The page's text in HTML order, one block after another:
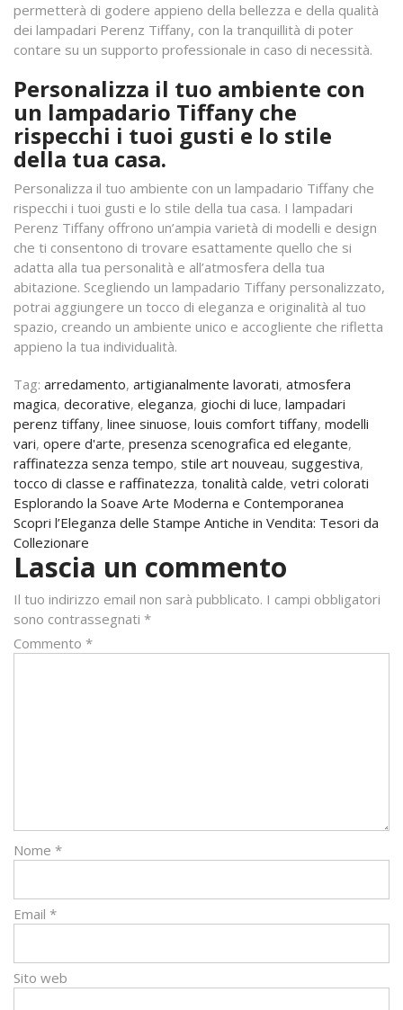
permetterà di godere appieno della bellezza e della qualità
dei lampadari Perenz Tiffany, con la tranquillità di poter
contare su un supporto professionale in caso di necessità.
Personalizza il tuo ambiente con
un lampadario Tiffany che
rispecchi i tuoi gusti e lo stile
della tua casa.
Personalizza il tuo ambiente con un lampadario Tiffany che
rispecchi i tuoi gusti e lo stile della tua casa. I lampadari
Perenz Tiffany offrono un’ampia varietà di modelli e design
che ti consentono di trovare esattamente quello che si
adatta alla tua personalità e all’atmosfera della tua
abitazione. Scegliendo un lampadario Tiffany personalizzato,
potrai aggiungere un tocco di eleganza e originalità al tuo
spazio, creando un ambiente unico e accogliente che rifletta
appieno la tua individualità.
Tag: arredamento, artigianalmente lavorati, atmosfera
magica, decorative, eleganza, giochi di luce, lampadari
perenz tiffany, linee sinuose, louis comfort tiffany, modelli
vari, opere d'arte, presenza scenografica ed elegante,
raffinatezza senza tempo, stile art nouveau, suggestiva,
tocco di classe e raffinatezza, tonalità calde, vetri colorati
Navigazione
articoli
Esplorando la Soave Arte Moderna e Contemporanea
Scopri l’Eleganza delle Stampe Antiche in Vendita: Tesori da
Collezionare
Lascia un commento
Il tuo indirizzo email non sarà pubblicato. I campi obbligatori
sono contrassegnati *
Commento *
Nome *
Email *
Sito web